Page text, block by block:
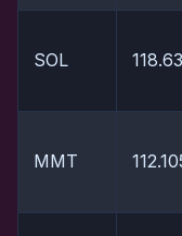
SOL
MMT